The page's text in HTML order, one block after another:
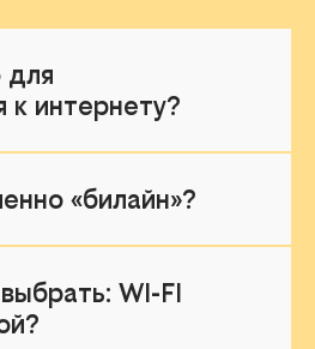
для
к интернету?
«билайн»?
WI-FI